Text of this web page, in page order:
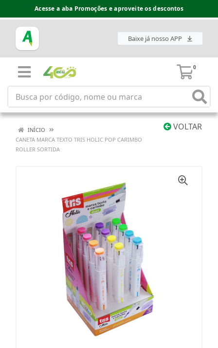
Acesse a aba Promoções e aproveite os descontos
Baixe já nosso APP
0
VOLTAR
INÍCIO
CANETA MARCA TEXTO TRIS HOLIC POP CARIMBO
ROLLER SORTIDA